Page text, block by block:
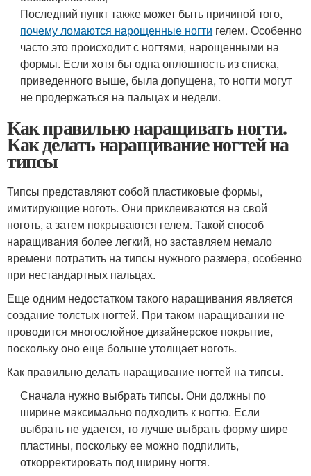
Последний пункт также может быть причиной того,
почему ломаются нарощенные ногти гелем. Особенно
часто это происходит с ногтями, нарощенными на
формы. Если хотя бы одна оплошность из списка,
приведенного выше, была допущена, то ногти могут
не продержаться на пальцах и недели.
Как правильно наращивать ногти.
Как делать наращивание ногтей на
типсы
Типсы представляют собой пластиковые формы,
имитирующие ноготь. Они приклеиваются на свой
ноготь, а затем покрываются гелем. Такой способ
наращивания более легкий, но заставляем немало
времени потратить на типсы нужного размера, особенно
при нестандартных пальцах.
Еще одним недостатком такого наращивания является
создание толстых ногтей. При таком наращивании не
проводится многослойное дизайнерское покрытие,
поскольку оно еще больше утолщает ноготь.
Как правильно делать наращивание ногтей на типсы.
Сначала нужно выбрать типсы. Они должны по
ширине максимально подходить к ногтю. Если
выбрать не удается, то лучше выбрать форму шире
пластины, поскольку ее можно подпилить,
откорректировать под ширину ногтя.